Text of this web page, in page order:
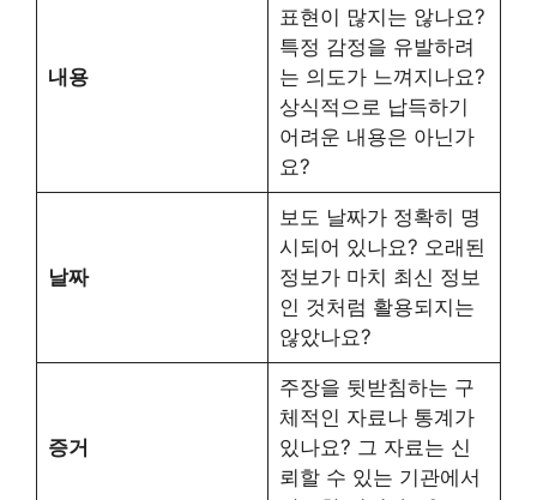
내용
표현이 많지는 않나요?
특정 감정을 유발하려
는 의도가 느껴지나요?
상식적으로 납득하기
어려운 내용은 아닌가
요?
날짜
보도 날짜가 정확히 명
시되어 있나요? 오래된
정보가 마치 최신 정보
인 것처럼 활용되지는
않았나요?
증거
주장을 뒷받침하는 구
체적인 자료나 통계가
있나요? 그 자료는 신
뢰할 수 있는 기관에서